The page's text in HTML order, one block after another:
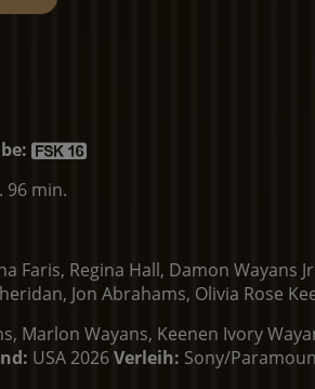
96 min.
Faris, Regina Hall, Damon
Jon Abrahams, Olivia Rose
Marlon Wayans, Keenen Ivory
USA 2026Verleih: Sony/